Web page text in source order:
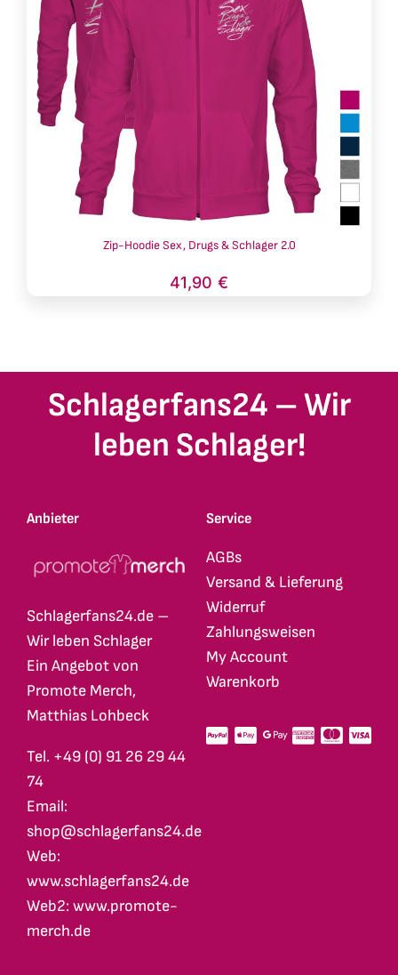
Zip-Hoodie Sex, Drugs & Schlager 2.0
41,90 €
Schlagerfans24 – Wir
leben Schlager!
Anbieter
Schlagerfans24.de –
Wir leben Schlager
Ein Angebot von
Promote Merch,
Matthias Lohbeck
Tel. +49 (0) 91 26 29 44
74
Email:
shop@schlagerfans24.de
Web:
www.schlagerfans24.de
Web2: www.promote-
merch.de
Service
AGBs
Versand & Lieferung
Widerruf
Zahlungsweisen
My Account
Warenkorb